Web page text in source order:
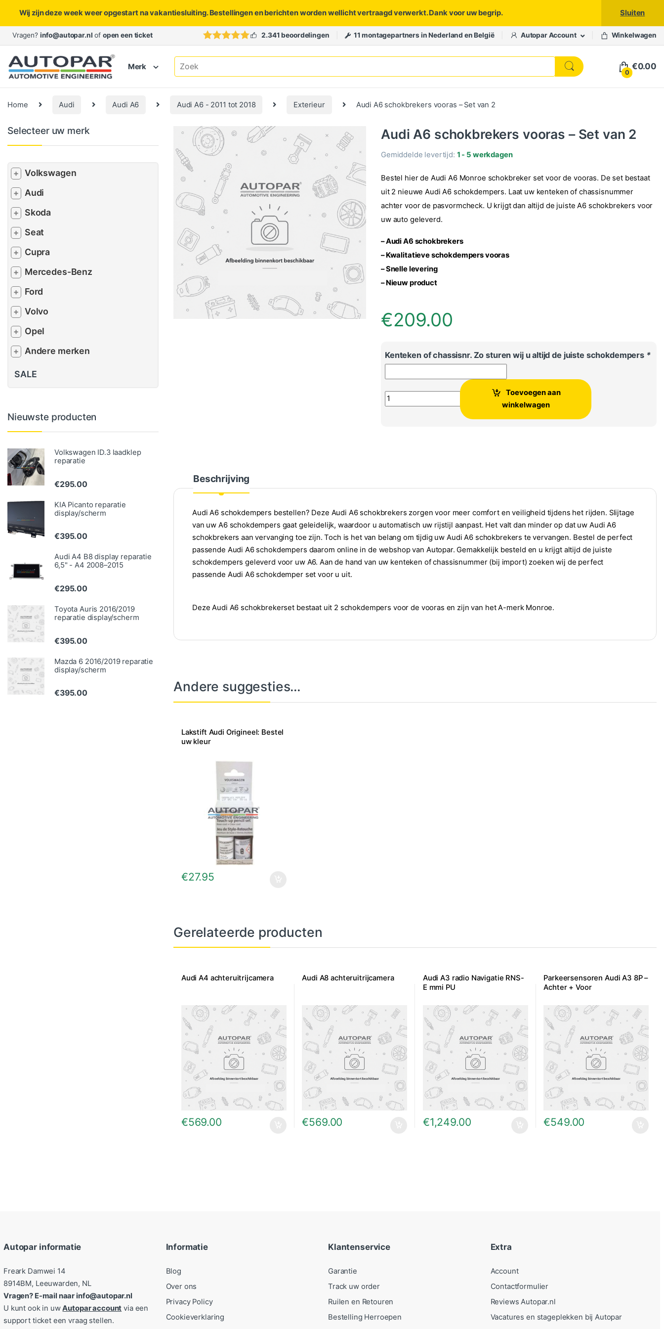
Wij zijn deze week weer opgestart na vakantiesluiting. Bestellingen en berichten worden wellicht vertraagd verwerkt. Dank voor uw begrip. Sluiten
Skip to navigation
Skip to content
Vragen? info@autopar.nl of open een ticket 2.341 beoordelingen 11 montagepartners in Nederland en België Autopar Account Winkelwagen
Merk
Search for:
0
€0.00
Home Audi Audi A6 Audi A6 - 2011 tot 2018 Exterieur Audi A6 schokbrekers vooras – Set van 2
Audi A6 schokbrekers vooras – Set van 2
Gemiddelde levertijd: 1 - 5 werkdagen
Bestel hier de Audi A6 Monroe schokbreker set voor de vooras. De set bestaat
uit 2 nieuwe Audi A6 schokdempers. Laat uw kenteken of chassisnummer
achter voor de pasvormcheck. U krijgt dan altijd de juiste A6 schokbrekers voor
uw auto geleverd.
– Audi A6 schokbrekers
– Kwalitatieve schokdempers vooras
– Snelle levering
– Nieuw product
€209.00
Kenteken of chassisnr. Zo sturen wij u altijd de juiste schokdempers *
Audi A6 schokbrekers vooras - Set van 2 aantal
Toevoegen aan
winkelwagen
Beschrijving
Audi A6 schokdempers bestellen? Deze Audi A6 schokbrekers zorgen voor meer comfort en veiligheid tijdens het rijden. Slijtage
van uw A6 schokdempers gaat geleidelijk, waardoor u automatisch uw rijstijl aanpast. Het valt dan minder op dat uw Audi A6
schokbrekers aan vervanging toe zijn. Toch is het van belang om tijdig uw Audi A6 schokbrekers te vervangen. Bestel de perfect
passende Audi A6 schokdempers daarom online in de webshop van Autopar. Gemakkelijk besteld en u krijgt altijd de juiste
schokdempers geleverd voor uw A6. Aan de hand van uw kenteken of chassisnummer (bij import) zoeken wij de perfect
passende Audi A6 schokdemper set voor u uit.
Deze Audi A6 schokbrekerset bestaat uit 2 schokdempers voor de vooras en zijn van het A-merk Monroe.
Andere suggesties…
Lakstift Audi Origineel: Bestel
uw kleur
€27.95
Gerelateerde producten
Audi A4 achteruitrijcamera
€569.00
Audi A8 achteruitrijcamera
€569.00
Audi A3 radio Navigatie RNS-
E mmi PU
€1,249.00
Parkeersensoren Audi A3 8P –
Achter + Voor
€549.00
Selecteer uw merk
+ Volkswagen
+ Audi
+ Skoda
+ Seat
+ Cupra
+ Mercedes-Benz
+ Ford
+ Volvo
+ Opel
+ Andere merken
SALE
Nieuwste producten
Volkswagen ID.3 laadklep
reparatie
€295.00
KIA Picanto reparatie
display/scherm
€395.00
Audi A4 B8 display reparatie
6,5" - A4 2008–2015
€295.00
Toyota Auris 2016/2019
reparatie display/scherm
€395.00
Mazda 6 2016/2019 reparatie
display/scherm
€395.00
Autopar informatie
Freark Damwei 14
8914BM, Leeuwarden, NL
Vragen? E-mail naar info@autopar.nl
U kunt ook in uwAutopar account via een
support ticket een vraag stellen.
Informatie
Blog
Over ons
Privacy Policy
Cookieverklaring
Klantenservice
Garantie
Track uw order
Ruilen en Retouren
Bestelling Herroepen
Extra
Account
Contactformulier
Reviews Autopar.nl
Vacatures en stageplekken bij Autopar